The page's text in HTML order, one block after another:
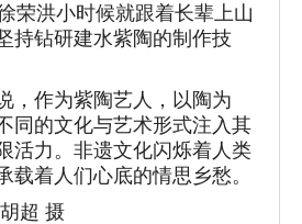
洪小时候就跟着长辈上山
持钻研建水紫陶的制作技
作为紫陶艺人，以陶为
同的文化与艺术形式注入其
活力。非遗文化闪烁着人类
载着人们心底的情思乡愁。
超 摄